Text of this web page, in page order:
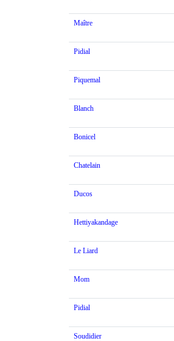
Maître
Pidial
Piquemal
Blanch
Bonicel
Chatelain
Ducos
Hettiyakandage
Le Liard
Mom
Pidial
Soudidier